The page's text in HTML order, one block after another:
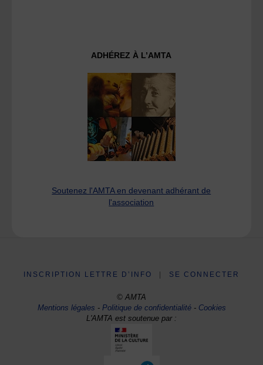
ADHÉREZ À L’AMTA
Soutenez l'AMTA en devenant adhérant de
l'association
INSCRIPTION LETTRE D’INFO SE CONNECTER
© AMTA
Mentions légales -Politique de confidentialité- Cookies
L'AMTA est soutenue par :